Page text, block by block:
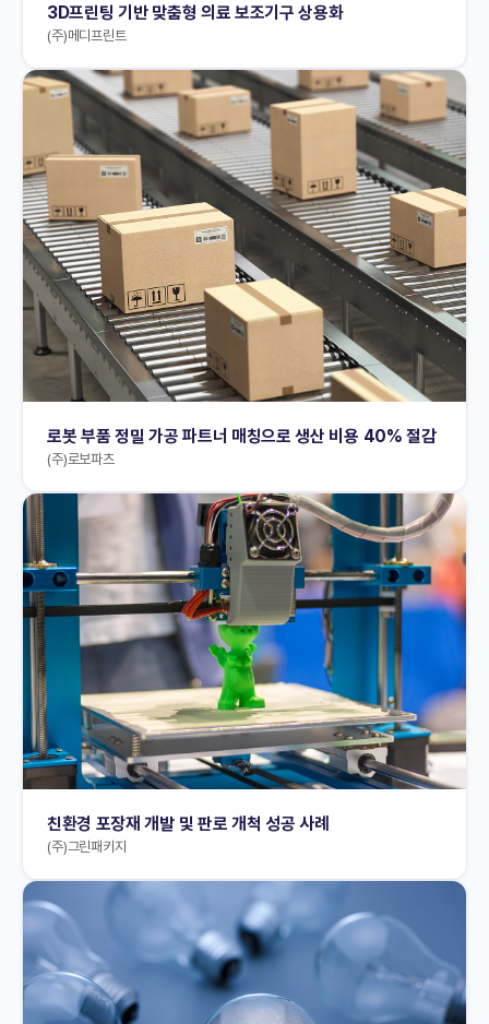
3D프린팅 기반 맞춤형 의료 보조기구 상용화
(주)메디프린트
로봇 부품 정밀 가공 파트너 매칭으로 생산 비용 40% 절감
(주)로보파츠
친환경 포장재 개발 및 판로 개척 성공 사례
(주)그린패키지